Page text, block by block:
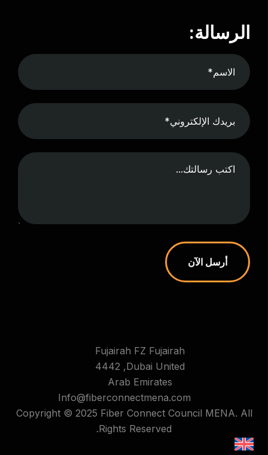
الرسالة:
أرسل الآن
Fujairah FZ Fujairah
4442 ,Dubai United
Arab Emirates
Info@fiberconnectmena.com
Copyright © 2025 Fiber Connect Council MENA. All
Rights Reserved.